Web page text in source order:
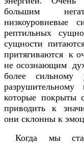
большим
низкоуровневые
рептильных
сущности
притягиваются к
не осознающим
более
которые покрыты
приводить к
они склонны к
Когда мы